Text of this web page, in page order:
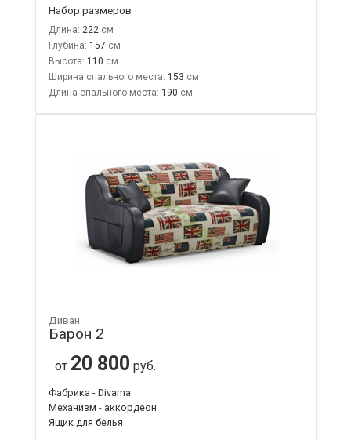
Набор размеров
Длина: 222
Глубина: 157
Высота: 110
Ширина спального места: 153
Длина спального места: 190
Диван
Барон 2
от 20 800 руб.
Фабрика - Divama
Механизм - аккордеон
Ящик для белья